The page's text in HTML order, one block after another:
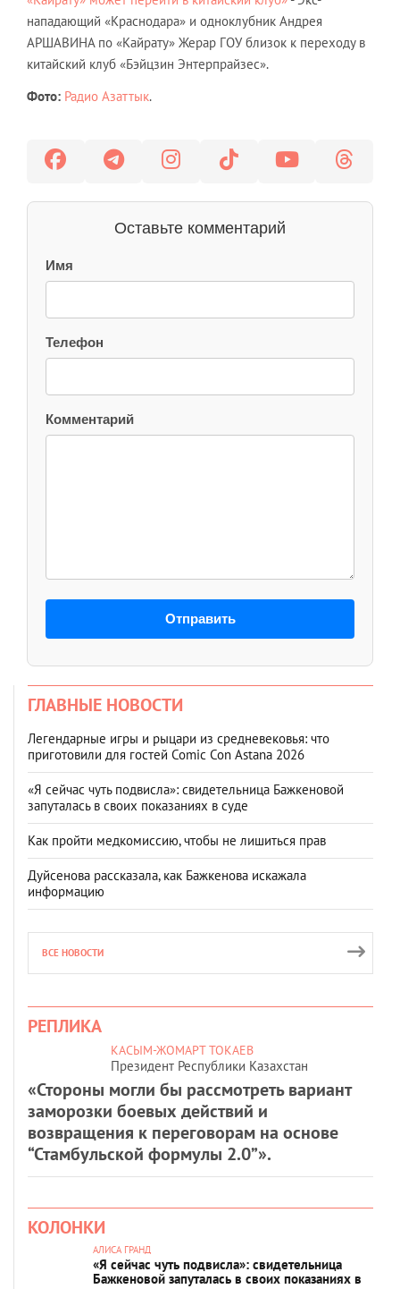
нападающий «Краснодара» и одноклубник Андрея
АРШАВИНА по «Кайрату» Жерар ГОУ близок к переходу в
китайский клуб «Бэйцзин Энтерпрайзес».
Фото: Радио Азаттык.
Оставьте комментарий
Имя
Телефон
Комментарий
Отправить
ГЛАВНЫЕ НОВОСТИ
Легендарные игры и рыцари из средневековья: что
приготовили для гостей Comic Con Astana 2026
«Я сейчас чуть подвисла»: свидетельница Бажкеновой
запуталась в своих показаниях в суде
Как пройти медкомиссию, чтобы не лишиться прав
Дуйсенова рассказала, как Бажкенова искажала
информацию
ВСЕ НОВОСТИ
РЕПЛИКА
КАСЫМ-ЖОМАРТ ТОКАЕВ
Президент Республики Казахстан
«Стороны могли бы рассмотреть вариант
заморозки боевых действий и
возвращения к переговорам на основе
“Стамбульской формулы 2.0”».
КОЛОНКИ
АЛИСА ГРАНД
«Я сейчас чуть подвисла»: свидетельница
Бажкеновой запуталась в своих показаниях в